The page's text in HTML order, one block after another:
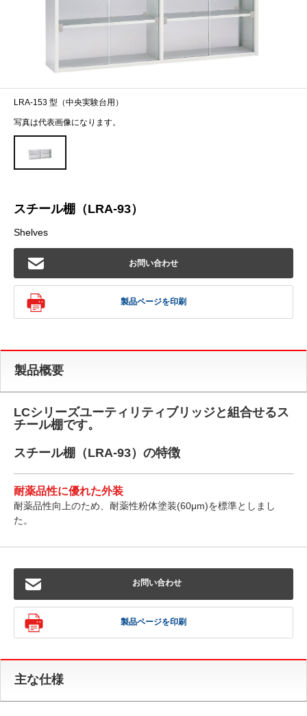
LRA-153 型（中央実験台用）
写真は代表画像になります。
スチール棚（LRA-93）
Shelves
お問い合わせ
製品ページを印刷
製品概要
LCシリーズユーティリティブリッジと組合せるス
チール棚です。
スチール棚（LRA-93）の特徴
耐薬品性に優れた外装
耐薬品性向上のため、耐薬性粉体塗装(60μm)を標準としまし
た。
お問い合わせ
製品ページを印刷
主な仕様